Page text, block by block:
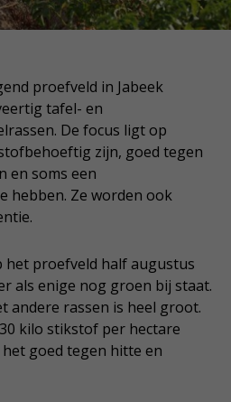
proefveld in Jabeek
tafel- en
De focus ligt op
zijn, goed tegen
en soms een
hebben. Ze worden ook
het proefveld half augustus
als enige nog groen bij staat.
andere rassen is heel groot.
kilo stikstof per hectare
goed tegen hitte en